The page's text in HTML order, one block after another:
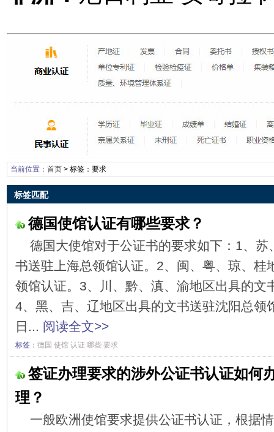
当前位置： 首页> 标签：要求
标签匹配
德国使馆认证有哪些要求？
德国大使馆对于公证书的要求如下：1、
书送驻上海总领馆认证。2、闽、粤、琼、桂
领馆认证。3、川、黔、滇、渝地区出具的文
4、黑、吉、辽地区出具的文书送驻沈阳总领
日... 阅读全文>>
标签： 德国 使馆 认证 哪些 要求
签证办理要求的涉外公证书认证如何
理？
一般欧洲使馆要求提供公证书认证，根据